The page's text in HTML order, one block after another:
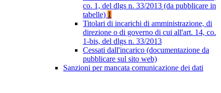
co. 1, del dlgs n. 33/2013 (da pubblicare in
tabelle) 1
Titolari di incarichi di amministrazione, di
direzione o di governo di cui all'art. 14, co.
1-bis, del dlgs n. 33/2013
Cessati dall'incarico (documentazione da
pubblicare sul sito web)
Sanzioni per mancata comunicazione dei dati